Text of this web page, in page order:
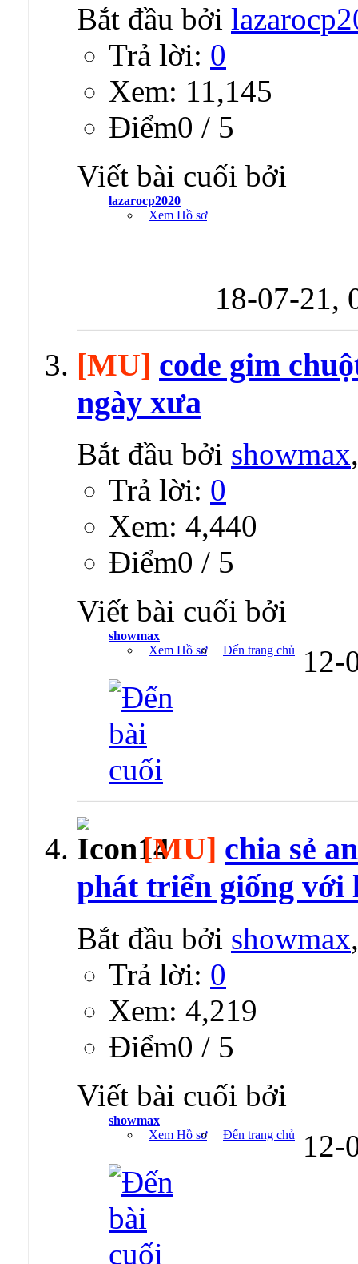
Bắt đầu bởi
Trả lời: 0
Xem: 11,145
Ðiểm0 / 5
Viết bài cuối bởi
lazarocp2020
Xem Hồ sơ
18-07-21,
[MU] code gim
ngày xưa
Bắt đầu bởi showmax
Trả lời: 0
Xem: 4,440
Ðiểm0 / 5
Viết bài cuối bởi
showmax
Xem Hồ sơ
Đến trang chủ 12-
[MU] chia sẻ
phát triển giống với
Bắt đầu bởi showmax
Trả lời: 0
Xem: 4,219
Ðiểm0 / 5
Viết bài cuối bởi
showmax
Xem Hồ sơ
Đến trang chủ 12-